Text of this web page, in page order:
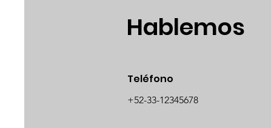
Hablemos
Teléfono
+52-33-12345678